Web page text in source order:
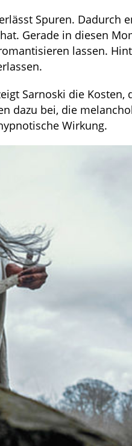
Spuren. Dadurch
Gerade in diesen
lassen.
Sarnoski die
dazu bei, die
Wirkung.